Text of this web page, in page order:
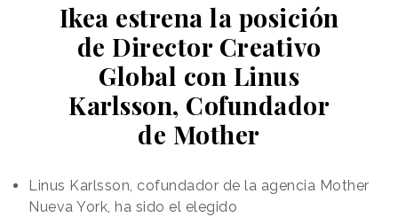
Ikea estrena la posición
de Director Creativo
Global con Linus
Karlsson, Cofundador
de Mother
Linus Karlsson, cofundador de la agencia Mother
Nueva York, ha sido el elegido